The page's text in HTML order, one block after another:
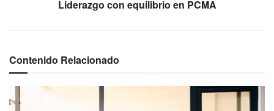
Liderazgo con equilibrio en PCMA
Contenido Relacionado